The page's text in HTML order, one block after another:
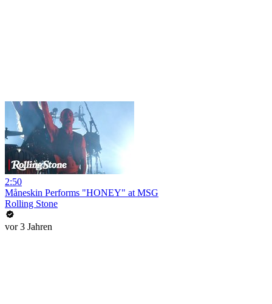
2:50
Måneskin Performs "HONEY" at MSG
Rolling Stone
vor 3 Jahren